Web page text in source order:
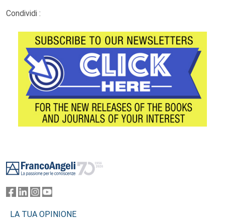
Condividi :
LA TUA OPINIONE